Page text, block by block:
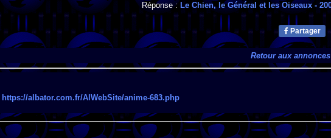
Réponse : Le Chien, le Général et les Oiseaux-
Partager
Retour aux annonces
https://albator.com.fr/AlWebSite/anime-683.php